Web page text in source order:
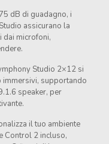
dB di guadagno, i
assicurano la
dai microfoni,
Studio 2×12 si
immersivi, supportando
speaker, per
il tuo ambiente
Control 2 incluso,